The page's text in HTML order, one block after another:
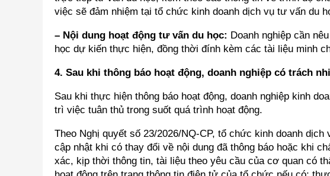
việc sẽ đảm nhiệm tại tổ chức kinh doanh dịch vụ tư vấn du
– Nội dung hoạt động tư vấn du học: Doanh nghiệp cần
học dự kiến thực hiện, đồng thời đính kèm các tài liệu minh
4. Sau khi thông báo hoạt động, doanh nghiệp có trách
Sau khi thực hiện thông báo hoạt động, doanh nghiệp kinh
trì việc tuân thủ trong suốt quá trình hoạt động.
Theo Nghị quyết số 23/2026/NQ-CP, tổ chức kinh doanh
cập nhật khi có thay đổi về nội dung đã thông báo hoặc khi
xác, kịp thời thông tin, tài liệu theo yêu cầu của cơ quan có